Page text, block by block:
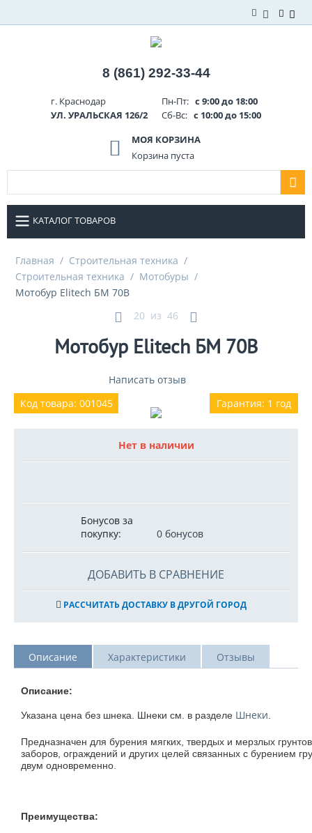
8 (861) 292-33-44
г. Краснодар
УЛ. УРАЛЬСКАЯ 126/2
Пн-Пт: с 9:00 до 18:00
Сб-Вс: с 10:00 до 15:00
МОЯ КОРЗИНА
Корзина пуста
КАТАЛОГ ТОВАРОВ
Главная / Строительная техника /
Строительная техника / Мотобуры /
Мотобур Elitech БМ 70В
20 из 46
Мотобур Elitech БМ 70В
Написать отзыв
Гарантия: 1 год
Код товара: 001045
Нет в наличии
Бонусов за
покупку:
0 бонусов
ДОБАВИТЬ В СРАВНЕНИЕ
РАССЧИТАТЬ ДОСТАВКУ В ДРУГОЙ ГОРОД
Описание Характеристики Отзывы
Описание:
Указана цена без шнека. Шнеки см. в разделе Шнеки
Предназначен для бурения мягких, твердых и мерзлых
заборов, ограждений и других целей связанных с бурением
двум одновременно.
Преимущества: